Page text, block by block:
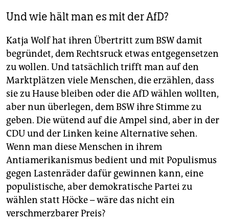
Und wie hält man es mit der AfD?
Katja Wolf hat ihren Übertritt zum BSW damit
begründet, dem Rechtsruck etwas entgegensetzen
zu wollen. Und tatsächlich trifft man auf den
Marktplätzen viele Menschen, die erzählen, dass
sie zu Hause bleiben oder die AfD wählen wollten,
aber nun überlegen, dem BSW ihre Stimme zu
geben. Die wütend auf die Ampel sind, aber in der
CDU und der Linken keine Alternative sehen.
Wenn man diese Menschen in ihrem
Antiamerikanismus bedient und mit Populismus
gegen Lastenräder dafür gewinnen kann, eine
populistische, aber demokratische Partei zu
wählen statt Höcke – wäre das nicht ein
verschmerzbarer Preis?